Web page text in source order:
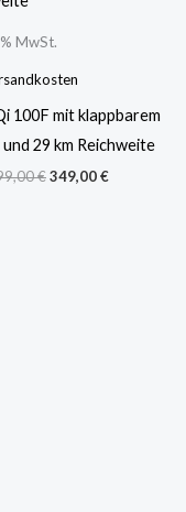
MwSt.
100F mit klappbarem
29 km Reichweite
€349,00€